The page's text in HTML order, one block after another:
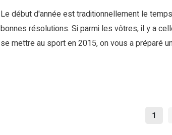
Le début d'année est traditionnellement le
bonnes résolutions. Si parmi les vôtres, il y a
se mettre au sport en 2015, on vous a préparé
1